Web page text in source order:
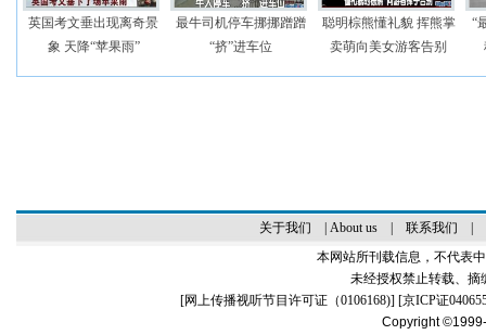
英国考文垂出现离奇景
象 天降“苹果雨”
最牛司机停车挪挪蹭蹭
“挤”进车位
聪明棕熊懂礼貌 挥熊掌
卖萌向美女游客告别
“
关于我们 About us| 联系我们
本网站所刊载信息，不代表
未经授权禁止转载、摘
[网上传播视听节目许可证（0106168)] [京ICP证
Copyright